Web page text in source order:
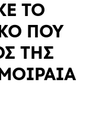
ΤΟ
ΠΟΥ
ΤΗΣ